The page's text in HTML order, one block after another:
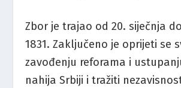
Zbor je trajao od 20. siječnja
1831. Zaključeno je oprijeti se
zavođenju reforama i
nahija Srbiji i tražiti